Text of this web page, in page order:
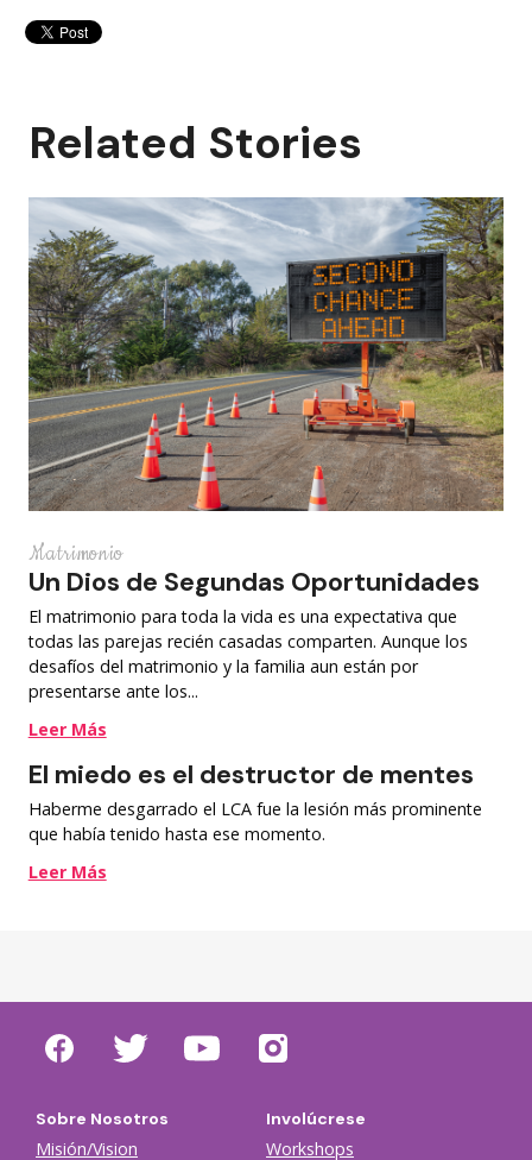
Related Stories
Matrimonio
Un Dios de Segundas Oportunidades
El matrimonio para toda la vida es una expectativa que
todas las parejas recién casadas comparten. Aunque los
desafíos del matrimonio y la familia aun están por
presentarse ante los...
Leer Más
El miedo es el destructor de mentes
Haberme desgarrado el LCA fue la lesión más prominente
que había tenido hasta ese momento.
Leer Más
Sobre Nosotros
Misión/Vision
Involúcrese
Workshops